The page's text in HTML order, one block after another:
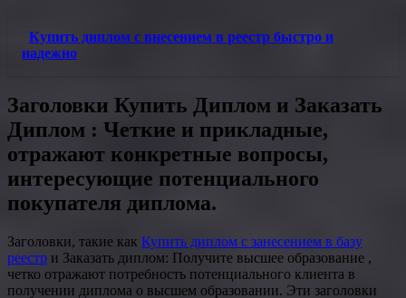
Купить диплом с внесением в реестр быстро и
надежно
Заголовки Купить Диплом и Заказать
Диплом : Четкие и прикладные,
отражают конкретные вопросы,
интересующие потенциального
покупателя диплома.
Заголовки, такие как Купить диплом с занесением в базу
реестр и Заказать диплом: Получите высшее образование ,
четко отражают потребность потенциального клиента в
получении диплома о высшем образовании. Эти заголовки